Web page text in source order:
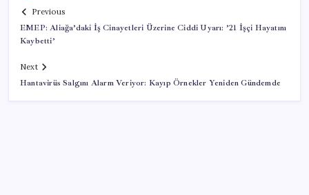
Previous
EMEP: Aliağa’daki İş Cinayetleri Üzerine Ciddi Uyarı: ’21 İşçi Hayatını
Kaybetti’
Next
Hantavirüs Salgını Alarm Veriyor: Kayıp Örnekler Yeniden Gündemde